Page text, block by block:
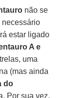
não se
necessário
estar ligado
A e
uma
(mas ainda
do
Por sua vez,